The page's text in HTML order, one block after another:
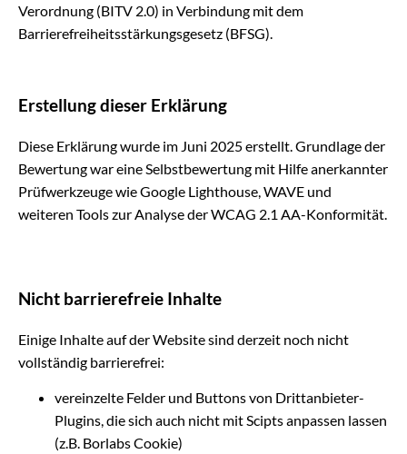
Verordnung (BITV 2.0) in Verbindung mit dem
Barrierefreiheitsstärkungsgesetz (BFSG).
Erstellung dieser Erklärung
Diese Erklärung wurde im Juni 2025 erstellt. Grundlage der
Bewertung war eine Selbstbewertung mit Hilfe anerkannter
Prüfwerkzeuge wie Google Lighthouse, WAVE und
weiteren Tools zur Analyse der WCAG 2.1 AA-Konformität.
Nicht barrierefreie Inhalte
Einige Inhalte auf der Website sind derzeit noch nicht
vollständig barrierefrei:
vereinzelte Felder und Buttons von Drittanbieter-
Plugins, die sich auch nicht mit Scipts anpassen lassen
(z.B. Borlabs Cookie)